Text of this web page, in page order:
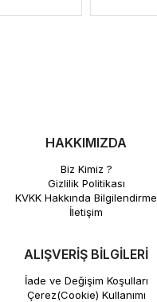
HAKKIMIZDA
Biz Kimiz ?
Gizlilik Politikası
KVKK Hakkında Bilgilendirme
İletişim
ALIŞVERİŞ BİLGİLERİ
İade ve Değişim Koşulları
Çerez(Cookie) Kullanımı